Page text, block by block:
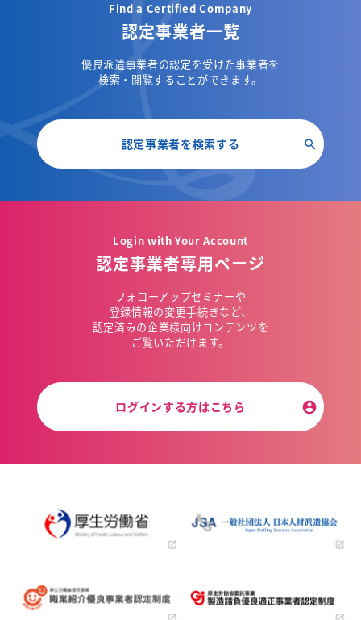
Find a Certified Company
認定事業者一覧
優良派遣事業者の認定を受けた事業者を
検索・閲覧することができます。
認定事業者を検索する
Login with Your Account
認定事業者専用ページ
フォローアップセミナーや
登録情報の変更手続きなど、
認定済みの企業様向けコンテンツを
ご覧いただけます。
ログインする方はこちら